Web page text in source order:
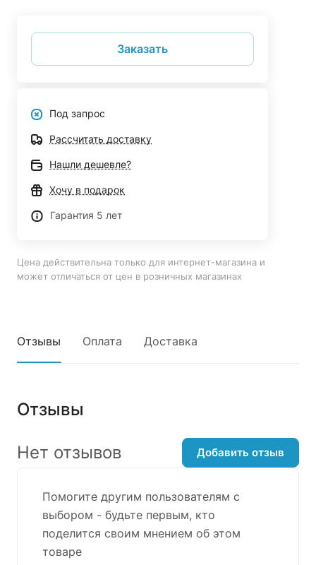
Заказать
Под запрос
Рассчитать доставку
Нашли дешевле?
Хочу в подарок
Гарантия 5 лет
Цена действительна только для интернет-магазина и
может отличаться от цен в розничных магазинах
Отзывы Оплата Доставка
Отзывы
Помогите другим пользователям с
выбором - будьте первым, кто
поделится своим мнением об этом
товаре
Нет отзывов Добавить отзыв